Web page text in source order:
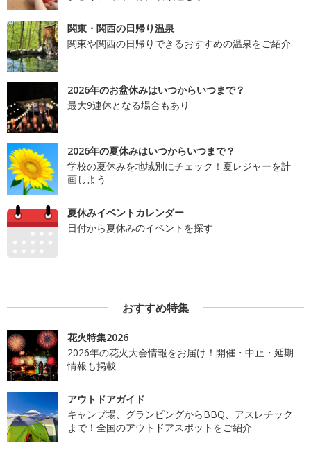
関東・関西の日帰り温泉
関東や関西の日帰りできるおすすめの温泉をご紹介
2026年のお盆休みはいつからいつまで？
最大9連休となる場合もあり
2026年の夏休みはいつからいつまで？
学校の夏休みを地域別にチェック！夏レジャーを計
画しよう
夏休みイベントカレンダー
日付から夏休みのイベントを探す
おすすめ特集
花火特集2026
2026年の花火大会情報をお届け！開催・中止・延期
情報も掲載
アウトドアガイド
キャンプ場、グランピングからBBQ、アスレチック
まで！全国のアウトドアスポットをご紹介